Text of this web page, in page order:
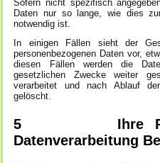
Sofern nicht spezifisch
Daten nur so lange, wie dies
notwendig ist.
In einigen Fällen sieht der
personenbezogenen Daten vor,
diesen Fällen werden die
gesetzlichen Zwecke weiter
verarbeitet und nach Ablauf
gelöscht.
5 Ihre
Datenverarbeitung